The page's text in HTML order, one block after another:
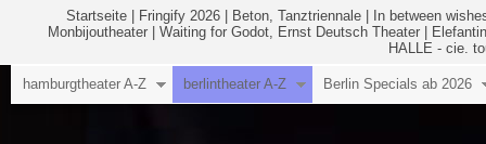
Startseite Fringify 2026 Beton, Tanztriennale
In between
Monbijoutheater
Waiting for Godot, Ernst Deutsch Theater
HALLE - cie.
hamburgtheater A-Z berlintheater A-Z Berlin Specials ab 2026